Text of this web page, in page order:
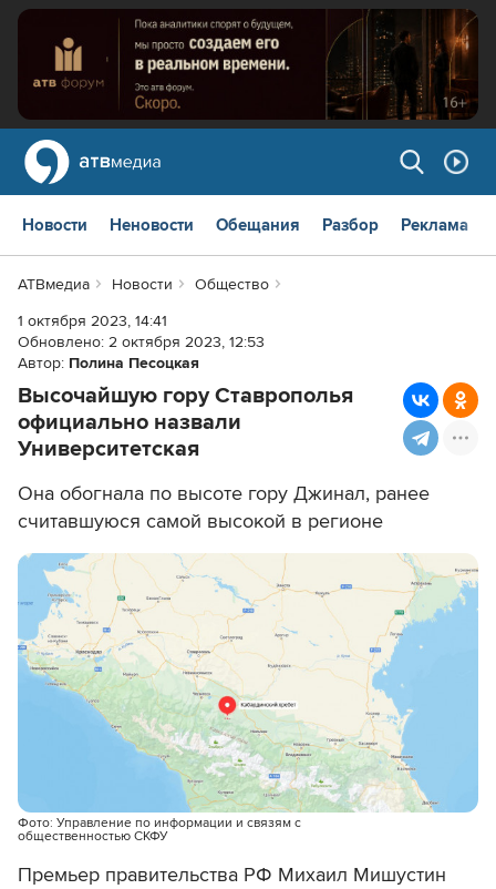
Новости Неновости Обещания Разбор Реклама
АТВмедиа Новости
Общество
1 октября 2023, 14:41
Обновлено: 2 октября 2023, 12:53
Автор: Полина Песоцкая
Высочайшую гору Ставрополья
официально назвали
Университетская
Она обогнала по высоте гору Джинал, ранее
считавшуюся самой высокой в регионе
Фото: Управление по информации и связям с
общественностью СКФУ
Премьер правительства РФ Михаил Мишустин